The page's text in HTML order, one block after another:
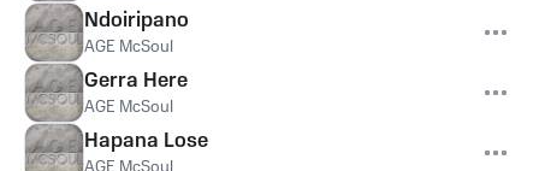
Ndoiripano
AGE McSoul
Gerra Here
AGE McSoul
Hapana Lose